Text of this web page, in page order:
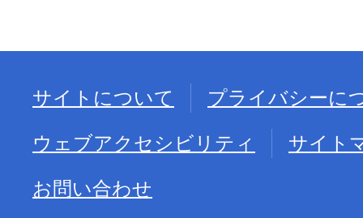
サイトについて
プライバシーに
ウェブアクセシビリティ
サイト
お問い合わせ